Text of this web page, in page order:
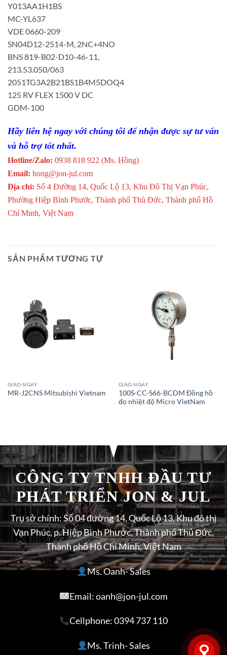
Y013AA1H1BS
MC-YL637
VDE 0660-209
SN04D12-2514-M, 2NC+4NO
BNS 819-B02-D10-46-11,
213.53.050/063
2051TG3A2B21BS1B4M5DOQ4
125 RV FLEX 1500 V DC
GDM-100
Hãy liên hệ ngay với chúng tôi để nhận được sự tư vấn
và hỗ trợ tốt nhất.
Hotline/Zalo: 0938 818 922 (Ms. Hồng)
Email: hong@jon-jul.com
Địa chỉ: Số 4 Đường 14, Quốc Lộ 13, Khu Đô Thị Vạn Phúc,
Phường Hiệp Bình Phước, Thành phố Thủ Đức, Thành phố Hồ
Chí Minh, Việt Nam
SẢN PHẨM TƯƠNG TỰ
Giao Ngay
GIAO NGAY
MR-J2CNS Mitsubishi Vietnam
GIAO NGAY
100S-CC-S66-BCDM Đồng hồ
đo nhiệt độ Micro VietNam
CÔNG TY TNHH ĐẦU TƯ
PHÁT TRIỂN JON & JUL
Trụ sở chính: Số 04 đường 14, Quốc Lộ 13, Khu đô thị
Vạn Phúc, p. Hiệp Bình Phước, Thành phố Thủ Đức,
Thành phố Hồ Chí Minh, Việt Nam
Ms. Oanh- Sales
Email: oanh@jon-jul.com
Cellphone:0394 737 110
Ms. Trinh- Sales